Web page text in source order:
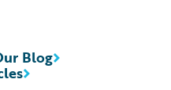
Blog